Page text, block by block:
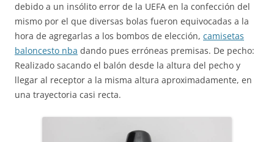
debido a un insólito error de la UEFA en la confección del
mismo por el que diversas bolas fueron equivocadas a la
hora de agregarlas a los bombos de elección, camisetas
baloncesto nba dando pues erróneas premisas. De pecho:
Realizado sacando el balón desde la altura del pecho y
llegar al receptor a la misma altura aproximadamente, en
una trayectoria casi recta.